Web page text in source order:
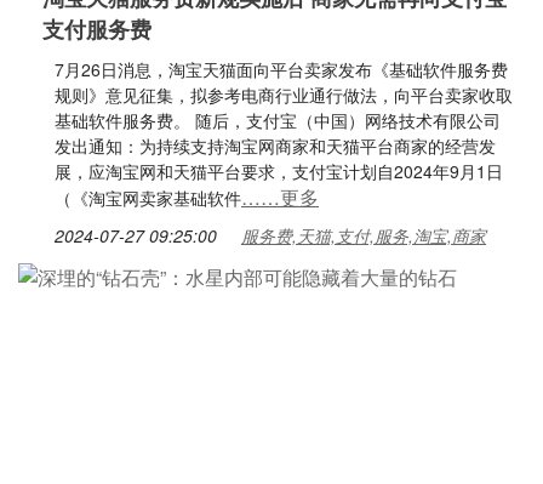
支付服务费
7月26日消息，淘宝天猫面向平台卖家发布《基础软件服务费
规则》意见征集，拟参考电商行业通行做法，向平台卖家收取
基础软件服务费。 随后，支付宝（中国）网络技术有限公司
发出通知：为持续支持淘宝网商家和天猫平台商家的经营发
展，应淘宝网和天猫平台要求，支付宝计划自2024年9月1日
（《淘宝网卖家基础软件……更多
2024-07-27 09:25:00 服务费,天猫,支付,服务,淘宝,商家